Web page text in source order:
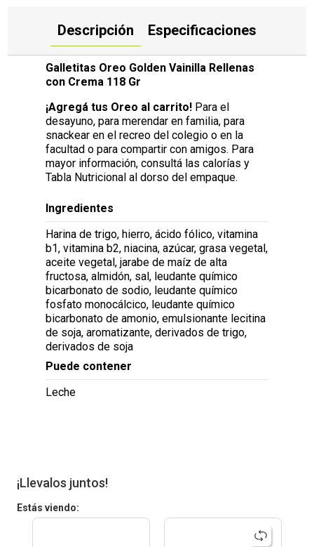
Descripción Especificaciones
Galletitas Oreo Golden Vainilla Rellenas
con Crema 118 Gr
¡Agregá tus Oreo al carrito! Para el
desayuno, para merendar en familia, para
snackear en el recreo del colegio o en la
facultad o para compartir con amigos. Para
mayor información, consultá las calorías y
Tabla Nutricional al dorso del empaque.
Ingredientes
Harina de trigo, hierro, ácido fólico, vitamina
b1, vitamina b2, niacina, azúcar, grasa vegetal,
aceite vegetal, jarabe de maíz de alta
fructosa, almidón, sal, leudante químico
bicarbonato de sodio, leudante químico
fosfato monocálcico, leudante químico
bicarbonato de amonio, emulsionante lecitina
de soja, aromatizante, derivados de trigo,
derivados de soja
Puede contener
Leche
¡Llevalos juntos!
Estás viendo: